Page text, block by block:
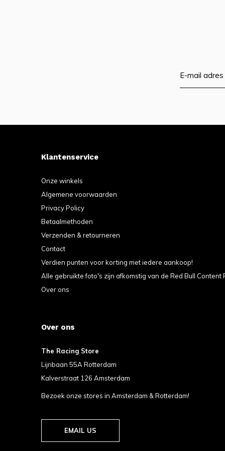
Klantenservice
Onze winkels
Algemene voorwaarden
Privacy Policy
Betaalmethoden
Verzenden & retourneren
Contact
Verdien punten voor korting met iedere aankoop!
Alle gebruikte foto's zijn afkomstig van de Red Bull Content
Over ons
Over ons
The Racing Store
Lijnbaan 55A Rotterdam
Kalverstraat 126 Amsterdam
Bezoek onze stores in Amsterdam & Rotterdam!
EMAIL US